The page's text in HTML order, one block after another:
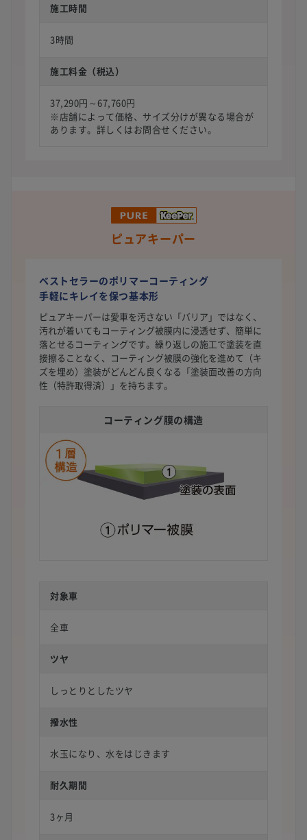
施工時間
3時間
施工料金（税込）
37,290円～67,760円
※店舗によって価格、サイズ分けが異なる場合が
あります。詳しくはお問合せください。
ピュアキーパー
ベストセラーのポリマーコーティング
手軽にキレイを保つ基本形
ピュアキーパーは愛車を汚さない「バリア」ではなく、
汚れが着いてもコーティング被膜内に浸透せず、簡単に
落とせるコーティングです。繰り返しの施工で塗装を直
接擦ることなく、コーティング被膜の強化を進めて（キ
ズを埋め）塗装がどんどん良くなる「塗装面改善の方向
性（特許取得済）」を持ちます。
コーティング膜の構造
対象車
全車
ツヤ
しっとりとしたツヤ
撥水性
水玉になり、水をはじきます
耐久期間
3ヶ月